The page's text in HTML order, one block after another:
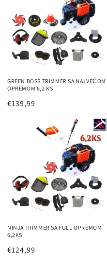
GREEN BOSS TRIMMER SA NAJVEĆOM
OPREMOM 6,2 KS
Redovna
€139,99
NINJA TRIMMER SA FULL OPREMOM
6,2KS
Redovna
€124,99